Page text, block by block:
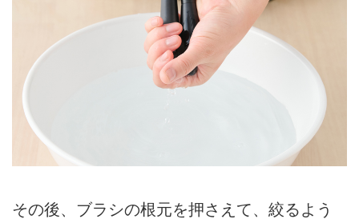
その後、ブラシの根元を押さえて、絞るよう